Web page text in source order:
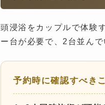
頭浸浴をカップルで体験
ー台が必要で、2台並ん
予約時に確認すべき